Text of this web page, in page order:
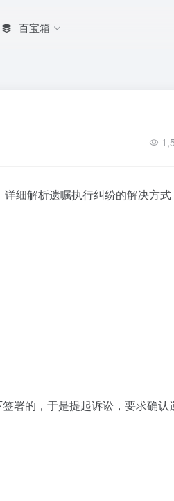
百宝箱
详细解析遗嘱执行纠纷的解决方
署的，于是提起诉讼，要求确认